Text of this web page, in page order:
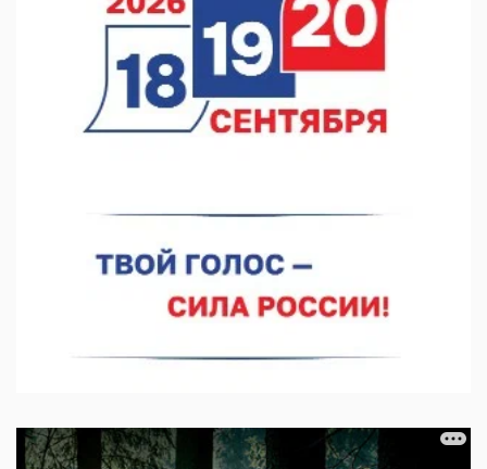
В Нижнем Новгороде прошло совещание Росгвардии
07.08.2026 12:04